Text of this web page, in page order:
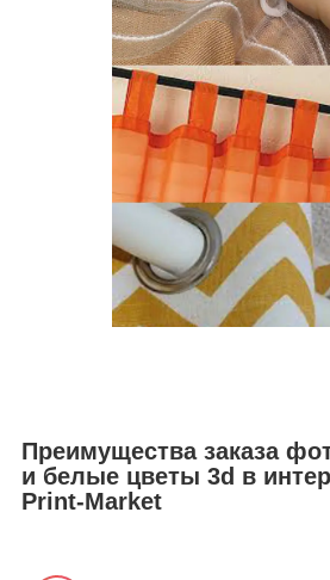
Преимущества заказа
и белые цветы 3d в
Print-Market